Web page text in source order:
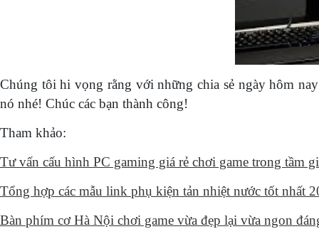
Chúng tôi hi vọng rằng với những chia sẻ ngày hôm
nó nhé! Chúc các bạn thành công!
Tham khảo:
Tư vấn cấu hình PC gaming giá rẻ chơi game trong tầm
Tổng hợp các mẫu link phụ kiện tản nhiệt nước tốt nhất
Bàn phím cơ Hà Nội chơi game vừa đẹp lại vừa ngon